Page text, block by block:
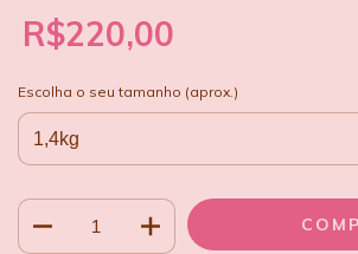
R$220,00
Escolha o seu tamanho (aprox.)